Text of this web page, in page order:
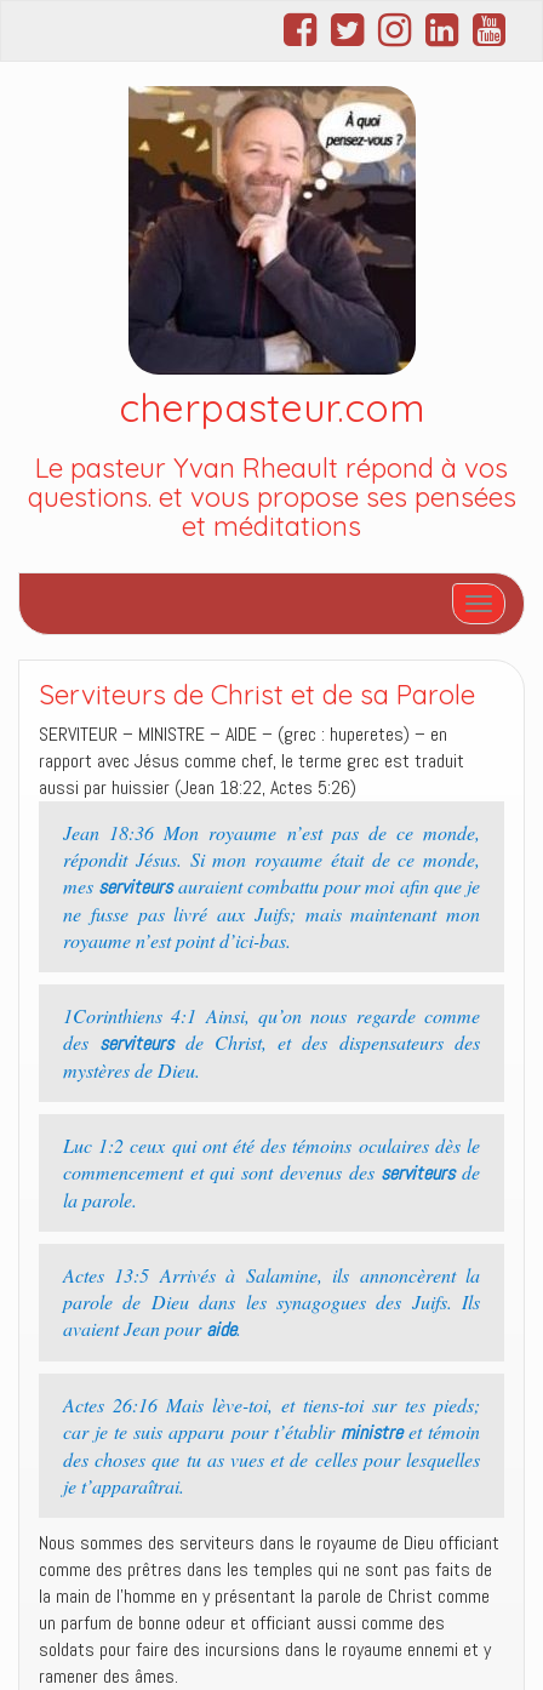
cherpasteur.com
Le pasteur Yvan Rheault répond à vos
questions. et vous propose ses pensées
et méditations
Afficher/
Serviteurs de Christ et de sa Parole
SERVITEUR – MINISTRE – AIDE – (grec : huperetes) – en
rapport avec Jésus comme chef, le terme grec est traduit
aussi par huissier (Jean 18:22, Actes 5:26)
Jean 18:36 Mon royaume n’est pas de ce monde,
répondit Jésus. Si mon royaume était de ce monde,
mes serviteursauraient combattu pour moi afin que je
ne fusse pas livré aux Juifs; mais maintenant mon
royaume n’est point d’ici-bas.
1Corinthiens 4:1 Ainsi, qu’on nous regarde comme
des serviteursde Christ, et des dispensateurs des
mystères de Dieu.
Luc 1:2 ceux qui ont été des témoins oculaires dès le
commencement et qui sont devenus des serviteursde
la parole.
Actes 13:5 Arrivés à Salamine, ils annoncèrent la
parole de Dieu dans les synagogues des Juifs. Ils
avaient Jean pouraide.
Actes 26:16 Mais lève-toi, et tiens-toi sur tes pieds;
car je te suis apparu pour t’établir ministreet témoin
des choses que tu as vues et de celles pour lesquelles
je t’apparaîtrai.
Nous sommes des serviteurs dans le royaume de Dieu officiant
comme des prêtres dans les temples qui ne sont pas faits de
la main de l’homme en y présentant la parole de Christ comme
un parfum de bonne odeur et officiant aussi comme des
soldats pour faire des incursions dans le royaume ennemi et y
ramener des âmes.